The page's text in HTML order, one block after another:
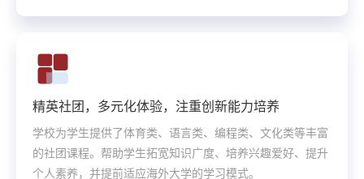
精英社团，多元化体验，注重创新能力培养
学校为学生提供了体育类、语言类、编程类、文化类等丰富
的社团课程。帮助学生拓宽知识广度、培养兴趣爱好、提升
个人素养，并提前适应海外大学的学习模式。